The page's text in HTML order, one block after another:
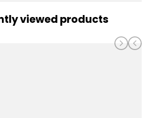
viewed products